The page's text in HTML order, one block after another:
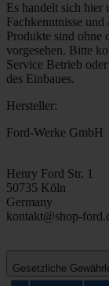
Es handelt sich hier
Fachkenntnisse
Produkte sind ohne
vorgesehen. Bitte
Service Betrieb
des Einbaues.
Hersteller:
Ford-Werke GmbH
Henry Ford Str. 1
50735 Köln
Germany
kontakt@shop-
Gesetzliche